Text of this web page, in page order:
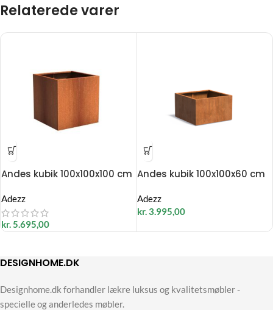
Relaterede varer
Andes kubik 100x100x100 cm
Adezz
kr.5.695,00
Andes kubik 100x100x60 cm
Adezz
kr.3.995,00
DESIGNHOME.DK
Designhome.dk forhandler lækre luksus og kvalitetsmøbler -
specielle og anderledes møbler.